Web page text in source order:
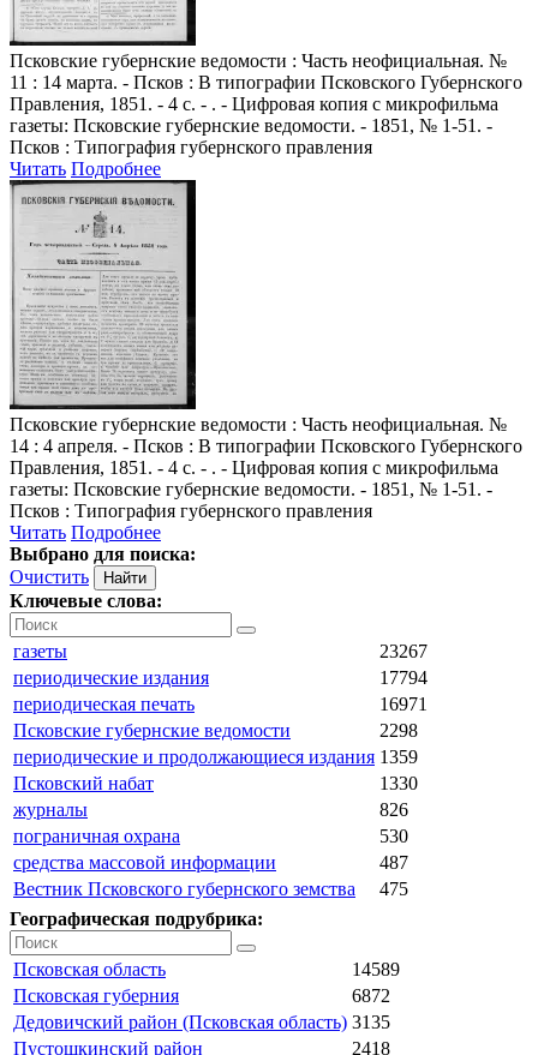
Псковские губернские ведомости : Часть неофициальная. №
11 : 14 марта. - Псков : В типографии Псковского Губернского
Правления, 1851. - 4 с. - . - Цифровая копия с микрофильма
газеты: Псковские губернские ведомости. - 1851, № 1-51. -
Псков : Типография губернского правления
Читать Подробнее
Псковские губернские ведомости : Часть неофициальная. №
14 : 4 апреля. - Псков : В типографии Псковского Губернского
Правления, 1851. - 4 с. - . - Цифровая копия с микрофильма
газеты: Псковские губернские ведомости. - 1851, № 1-51. -
Псков : Типография губернского правления
Читать Подробнее
Выбрано для поиска:
Очистить
Ключевые слова:
газеты
23267
периодические издания
17794
периодическая печать
16971
Псковские губернские ведомости
2298
периодические и продолжающиеся издания 1359
Псковский набат
1330
журналы
826
пограничная охрана
530
средства массовой информации
487
Вестник Псковского губернского земства
475
Географическая подрубрика:
Псковская область
14589
Псковская губерния
6872
Дедовичский район (Псковская область) 3135
Пустошкинский район
2418